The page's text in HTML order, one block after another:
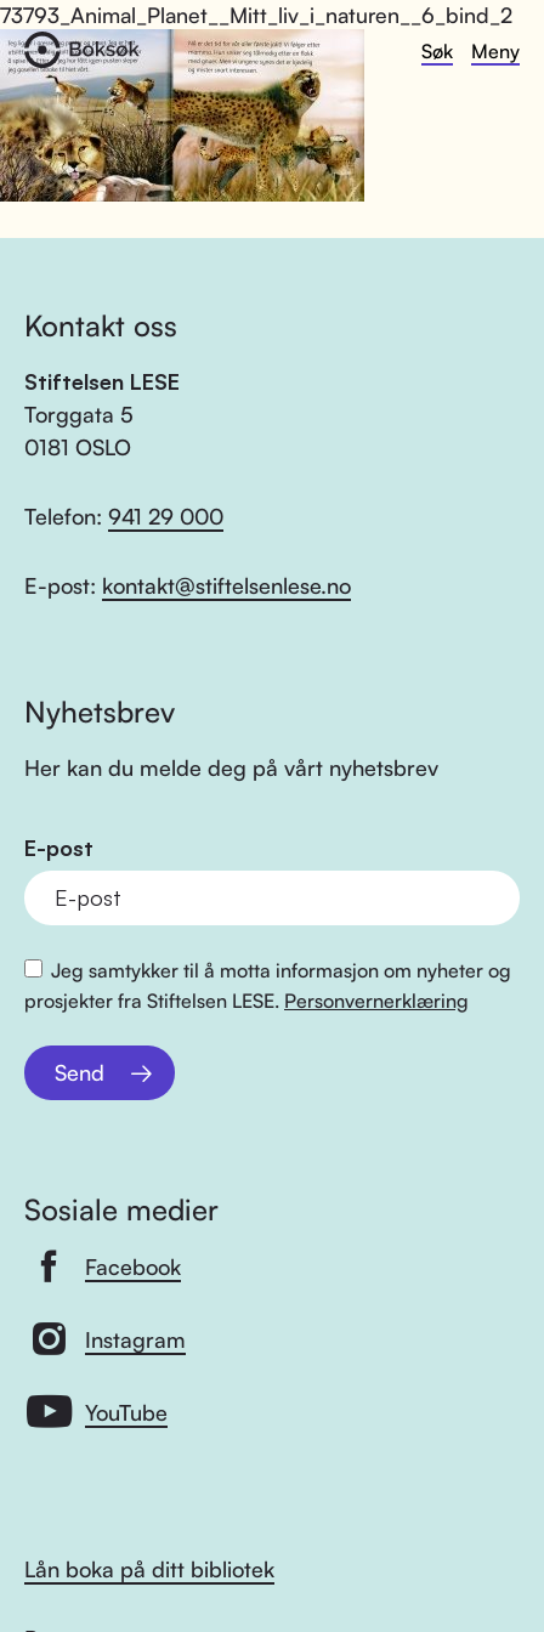
Søk Meny
73793_Animal_Planet__Mitt_liv_i_naturen__6_bind_2
Kontakt oss
Stiftelsen LESE
Torggata 5
0181 OSLO
Telefon: 941 29 000
E-post: kontakt@stiftelsenlese.no
Nyhetsbrev
Her kan du melde deg på vårt nyhetsbrev
E-post
Jeg samtykker til å motta informasjon om nyheter og
prosjekter fra Stiftelsen LESE. Personvernerklæring
Send
Sosiale medier
Facebook
Instagram
YouTube
Lån boka på ditt bibliotek